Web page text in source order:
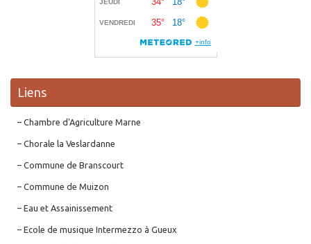
Liens
– Chambre d'Agriculture Marne
– Chorale la Veslardanne
– Commune de Branscourt
– Commune de Muizon
– Eau et Assainissement
– Ecole de musique Intermezzo à Gueux